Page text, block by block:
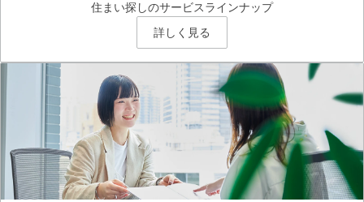
住まい探しのサービスラインナップ
詳しく見る